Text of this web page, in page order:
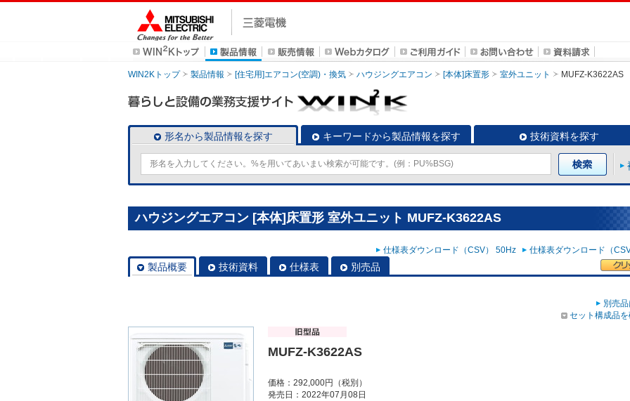
WIN2Kトップ 製品情報 [住宅用]エアコン(空調)・換気 ハウジングエアコン [本体]床置形 室外ユニット MUFZ-K3622AS
形名から製品情報を探す キーワードから製品情報を探す 技術資料を探す
ハウジングエアコン [本体]床置形 室外ユニット MUFZ-K3622AS
仕様表ダウンロード（CSV） 50Hz 仕様表ダウンロード（
製品概要 技術資料 仕様表 別売品
別売
セット構成品
MUFZ-K3622AS
価格：292,000円（税別）
発売日：2022年07月08日